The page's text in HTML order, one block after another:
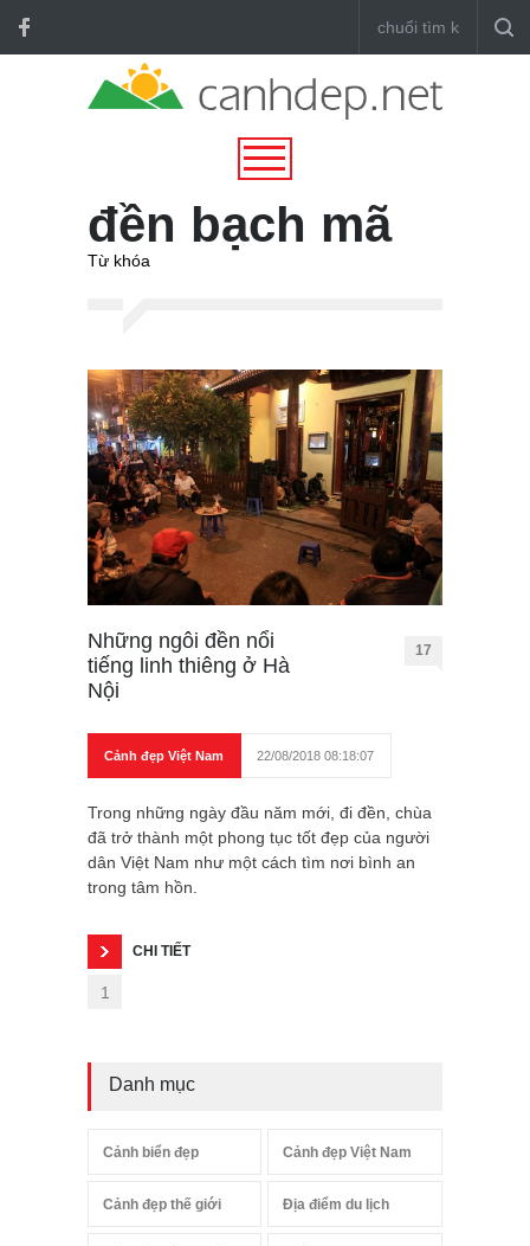
đền bạch mã
Từ khóa
Những ngôi đền nổi
tiếng linh thiêng ở Hà
Nội
17
Cảnh đẹp Việt Nam 22/08/2018 08:18:07
Trong những ngày đầu năm mới, đi đền, chùa
đã trở thành một phong tục tốt đẹp của người
dân Việt Nam như một cách tìm nơi bình an
trong tâm hồn.
CHI TIẾT
1
Danh mục
Cảnh biển đẹp Cảnh đẹp Việt Nam
Cảnh đẹp thế giới Địa điểm du lịch